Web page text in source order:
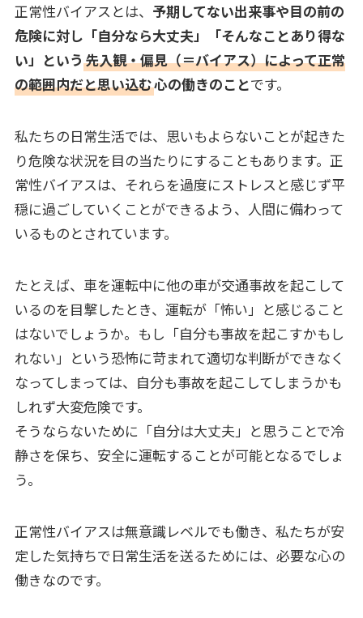
正常性バイアスとは、 予期してない出来事や目の前の
危険に対し「自分なら大丈夫」「そんなことあり得な
い」という先入観・偏見（＝バイアス）によって正常
の範囲内だと思い込む心の働きのことです。
私たちの日常生活では、思いもよらないことが起きた
り危険な状況を目の当たりにすることもあります。正
常性バイアスは、それらを過度にストレスと感じず平
穏に過ごしていくことができるよう、人間に備わって
いるものとされています。
たとえば、車を運転中に他の車が交通事故を起こして
いるのを目撃したとき、運転が「怖い」と感じること
はないでしょうか。もし「自分も事故を起こすかもし
れない」という恐怖に苛まれて適切な判断ができなく
なってしまっては、自分も事故を起こしてしまうかも
しれず大変危険です。
そうならないために「自分は大丈夫」と思うことで冷
静さを保ち、安全に運転することが可能となるでしょ
う。
正常性バイアスは無意識レベルでも働き、私たちが安
定した気持ちで日常生活を送るためには、必要な心の
働きなのです。